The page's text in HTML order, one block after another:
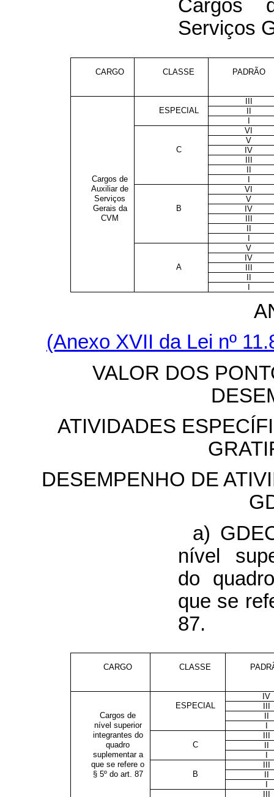
Cargos
Serviços
CARGO CLASSE PADRÃO
III
ESPECIAL
II
I
VI
V
C
IV
III
II
Cargos de
I
Auxiliar de
VI
Serviços
V
Gerais da
B
IV
CVM
III
II
I
V
IV
A
III
II
I
(Anexo XVII da Lei nº
VALOR DOS
ATIVIDADES
DESEMPENHO DE
a)
nível
do
que se
87.
CARGO CLASSE
IV
ESPECIAL
Cargos de
nível superior
integrantes do
quadro
C
suplementar a
que se refere o
§ 5º do art. 87
B